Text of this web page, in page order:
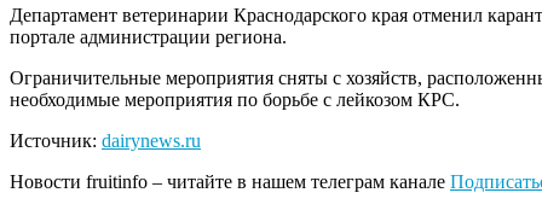
Департамент ветеринарии Краснодарского края отменил
портале администрации региона.
Ограничительные мероприятия сняты с хозяйств,
необходимые мероприятия по борьбе с лейкозом КРС.
Источник: dairynews.ru
Новости fruitinfo – читайте в нашем телеграм канале